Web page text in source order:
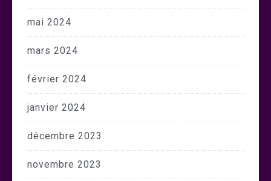
mai 2024
mars 2024
février 2024
janvier 2024
décembre 2023
novembre 2023